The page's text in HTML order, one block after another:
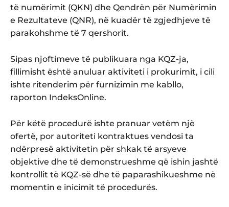
të numërimit (QKN) dhe Qendrën për Numërimin
e Rezultateve (QNR), në kuadër të zgjedhjeve të
parakohshme të 7 qershorit.
Sipas njoftimeve të publikuara nga KQZ-ja,
fillimisht është anuluar aktiviteti i prokurimit, i cili
ishte ritenderim për furnizimin me kabllo,
raporton IndeksOnline.
Për këtë procedurë ishte pranuar vetëm një
ofertë, por autoriteti kontraktues vendosi ta
ndërpresë aktivitetin për shkak të arsyeve
objektive dhe të demonstrueshme që ishin jashtë
kontrollit të KQZ-së dhe të paparashikueshme në
momentin e inicimit të procedurës.